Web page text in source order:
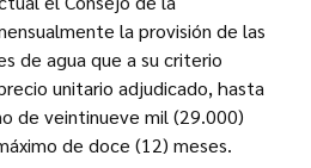
la provisión de las
de agua que a su criterio
unitario adjudicado, hasta
de veintinueve mil (29.000)
de doce (12) meses.